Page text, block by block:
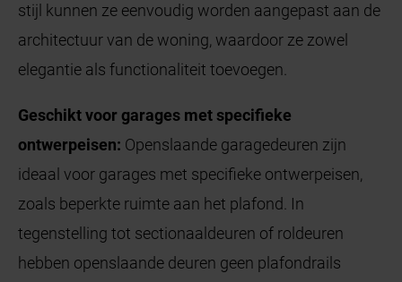
stijl kunnen ze eenvoudig worden aangepast aan de
architectuur van de woning, waardoor ze zowel
elegantie als functionaliteit toevoegen.
Geschikt voor garages met specifieke
ontwerpeisen: Openslaande garagedeuren zijn
ideaal voor garages met specifieke ontwerpeisen,
zoals beperkte ruimte aan het plafond. In
tegenstelling tot sectionaaldeuren of roldeuren
hebben openslaande deuren geen plafondrails